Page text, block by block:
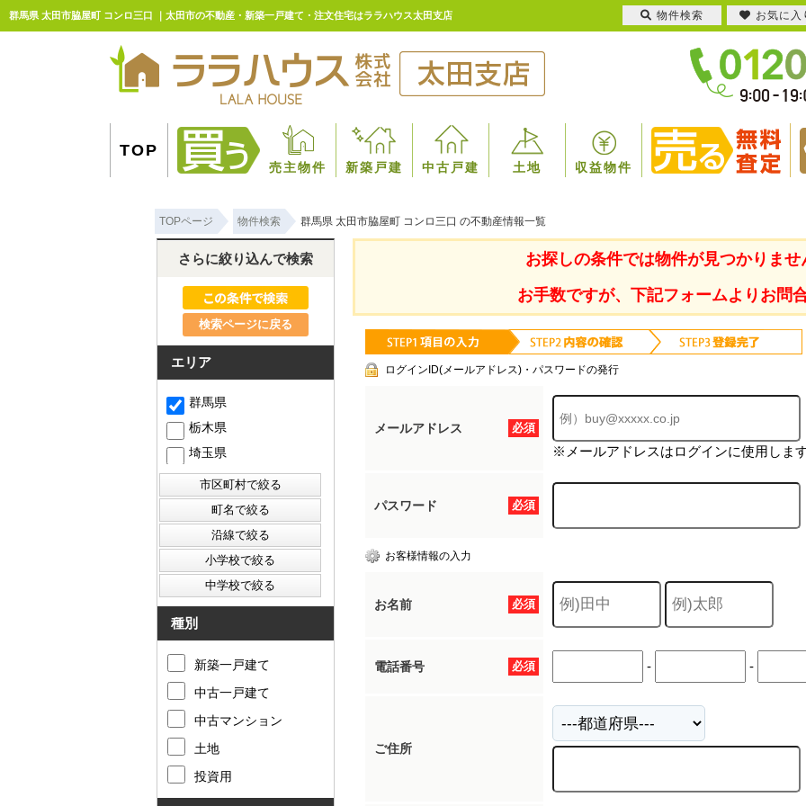
群馬県 太田市脇屋町 コンロ三口 ｜太田市の不動産・新築一戸建て・注文住宅はララハウス太田支店
TOP
売主物件 新築戸建 中古戸建 土地 収益物件
TOPページ 物件検索 群馬県 太田市脇屋町 コンロ三口 の不動産情報一覧
お探しの条件では物件が見つかりませ
お手数ですが、下記フォームよりお問
ログインID(メールアドレス)・パスワードの発行
必須
メールアドレス
※メールアドレスはログインに使用します
必須
パスワード
お客様情報の入力
必須
お名前
必須
電話番号 - -
ご住所
さらに絞り込んで検索
検索ページに戻る
エリア
群馬県
栃木県
埼玉県
種別
新築一戸建て
中古一戸建て
中古マンション
土地
投資用
物件検索 お気に入